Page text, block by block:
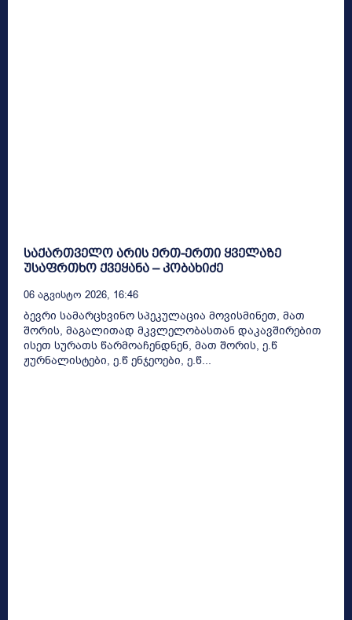
საქართველო არის ერთ-ერთი ყველაზე
უსაფრთხო ქვეყანა – კობახიძე
06 Აგვისტო 2026, 16:46
ბევრი სამარცხვინო სპეკულაცია მოვისმინეთ, მათ
შორის, მაგალითად მკვლელობასთან დაკავშირებით
ისეთ სურათს წარმოაჩენდნენ, მათ შორის, ე.წ
ჟურნალისტები, ე.წ ენჯეოები, ე.წ...